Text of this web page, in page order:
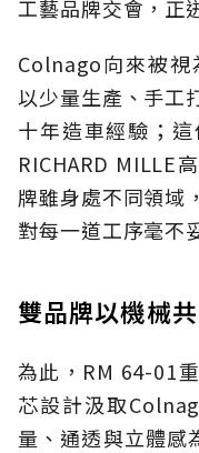
工藝品牌交會，正
Colnago向來被視
以少量生產、手工
十年造車經驗；
RICHARD MILLE
牌雖身處不同領域
對每一道工序毫不
雙品牌以機械
為此，RM 64-01
芯設計汲取
量、通透與立體感